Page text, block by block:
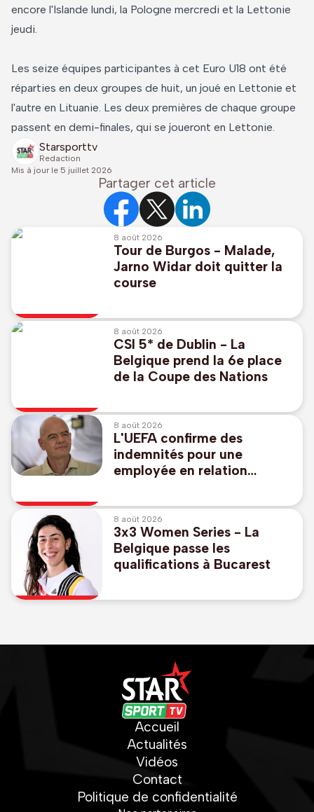
encore l'Islande lundi, la Pologne mercredi et la Lettonie
jeudi.
Les seize équipes participantes à cet Euro U18 ont été
réparties en deux groupes de huit, un joué en Lettonie et
l'autre en Lituanie. Les deux premières de chaque groupe
passent en demi-finales, qui se joueront en Lettonie.
Starsporttv
Redaction
Mis à jour le 5 juillet 2026
Partager cet article
8 août 2026
Tour de Burgos - Malade,
Jarno Widar doit quitter la
course
8 août 2026
CSI 5* de Dublin - La
Belgique prend la 6e place
de la Coupe des Nations
8 août 2026
L'UEFA confirme des
indemnités pour une
employée en relation
8 août 2026
3x3 Women Series - La
Belgique passe les
qualifications à Bucarest
Accueil
Actualités
Vidéos
Contact
Politique de confidentialité